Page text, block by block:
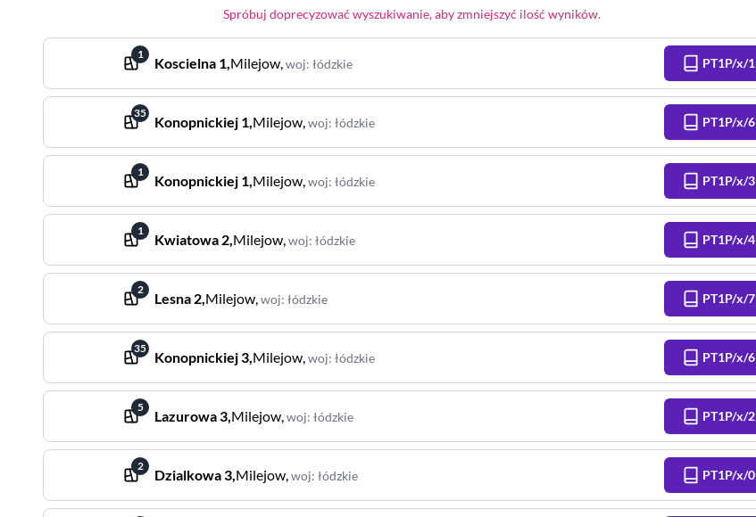
Spróbuj doprecyzować wyszukiwanie, aby zmniejszyć ilość wyników.
1
Koscielna 1,Milejow,woj: łódzkie PT1P/x/1
35
Konopnickiej 1,Milejow,woj: łódzkie PT1P/x/6
1
Konopnickiej 1,Milejow,woj: łódzkie PT1P/x/3
1
Kwiatowa 2,Milejow,woj: łódzkie PT1P/x/4
2
Lesna 2,Milejow,woj: łódzkie PT1P/x/7
35
Konopnickiej3,Milejow,woj: łódzkie PT1P/x/6
5
Lazurowa3,Milejow,woj: łódzkie PT1P/x/2
2
Dzialkowa3,Milejow,woj: łódzkie PT1P/x/0